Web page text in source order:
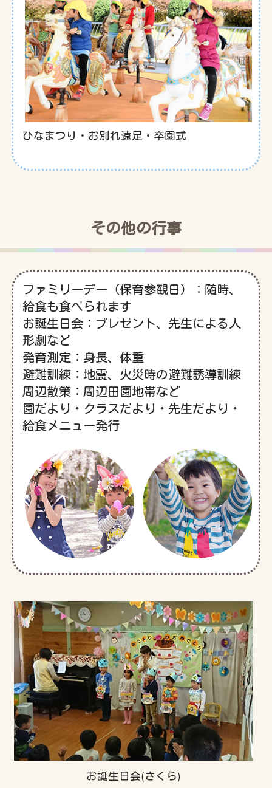
ひなまつり・お別れ遠足・卒園式
その他の行事
ファミリーデー（保育参観日）：随時、
給食も食べられます
お誕生日会：プレゼント、先生による人
形劇など
発育測定：身長、体重
避難訓練：地震、火災時の避難誘導訓練
周辺散策：周辺田園地帯など
園だより・クラスだより・先生だより・
給食メニュー発行
お誕生日会(さくら)